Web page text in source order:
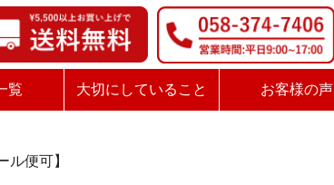
覧 大切にしていること お客様の声
便可】